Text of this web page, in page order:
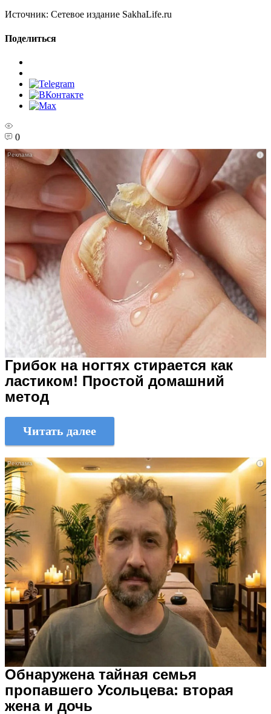
Источник: Сетевое издание SakhaLife.ru
Поделиться
0
i
Грибок на ногтях стирается как
ластиком! Простой домашний
метод
Читать далее
i
Обнаружена тайная семья
пропавшего Усольцева: вторая
жена и дочь